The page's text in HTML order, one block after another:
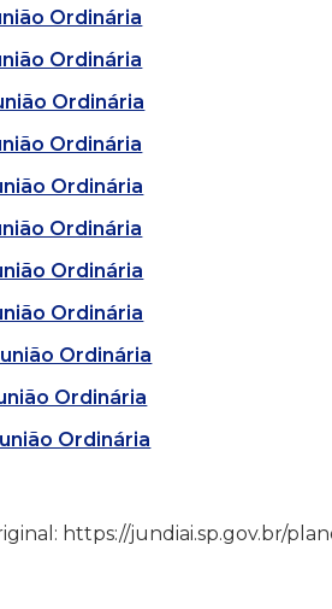
Ordinária
Ordinária
Ordinária
Ordinária
Ordinária
Ordinária
Ordinária
Ordinária
Ordinária
Ordinária
Ordinária
https://jundiai.sp.gov.br/